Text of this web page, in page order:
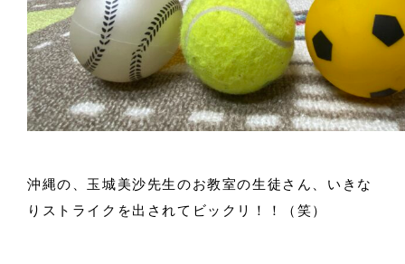
沖縄の、玉城美沙先生のお教室の生徒さん、いきな
りストライクを出されてビックリ！！（笑）